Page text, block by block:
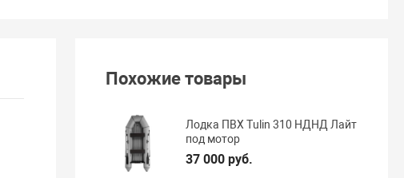
Похожие товары
Лодка ПВХ Tulin 310 НДНД Лайт
под мотор
37 000 руб.